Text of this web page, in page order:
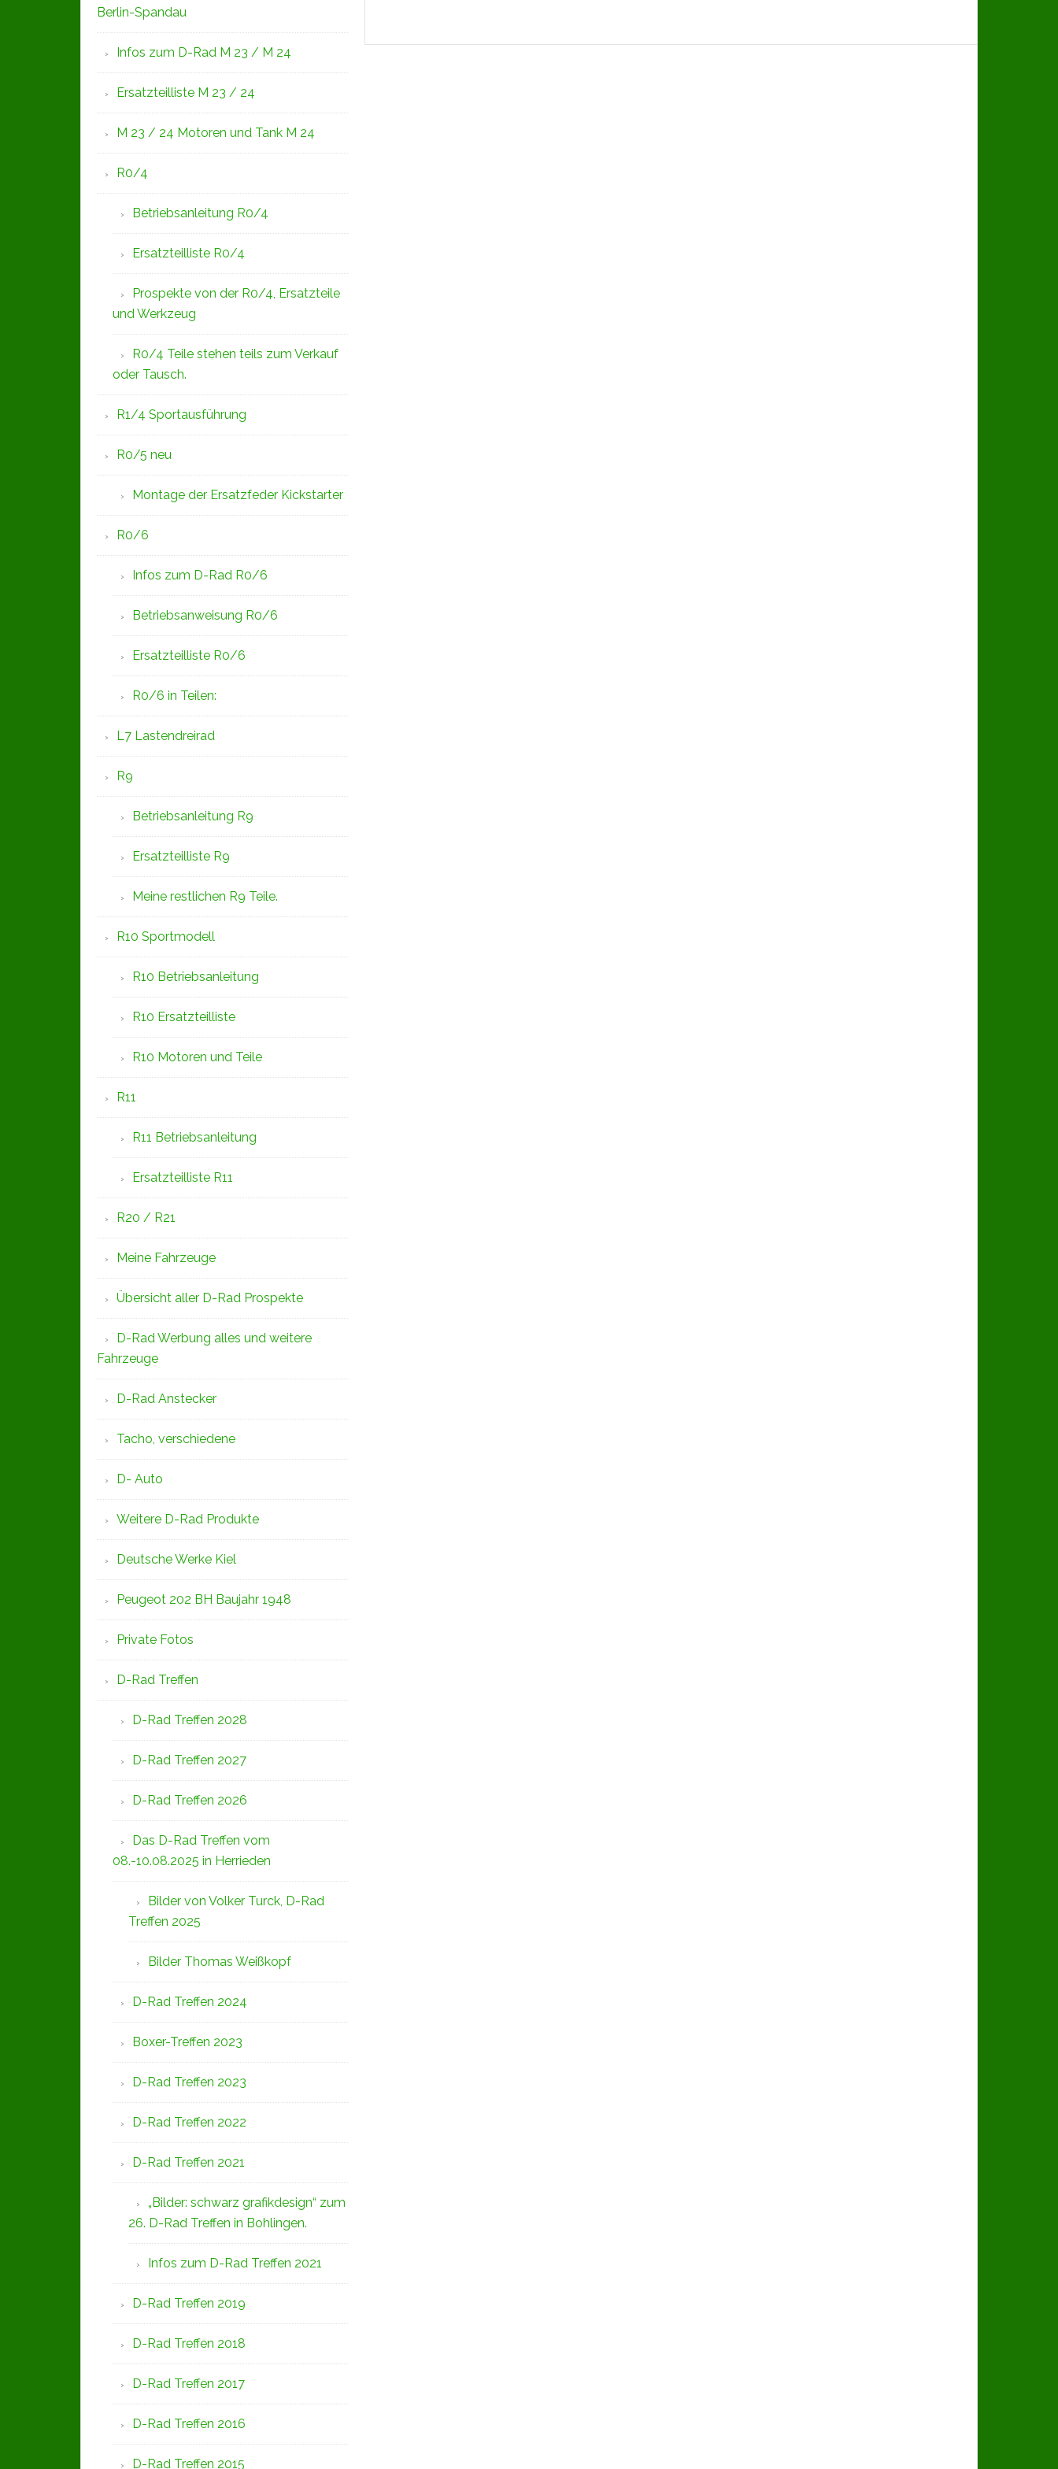
Berlin-Spandau
Infos zum D-Rad M 23 / M 24
Ersatzteilliste M 23 / 24
M 23 / 24 Motoren und Tank M 24
R0/4
Betriebsanleitung R0/4
Ersatzteilliste R0/4
Prospekte von der R0/4, Ersatzteile
und Werkzeug
R0/4 Teile stehen teils zum Verkauf
oder Tausch.
R1/4 Sportausführung
R0/5 neu
Montage der Ersatzfeder Kickstarter
R0/6
Infos zum D-Rad R0/6
Betriebsanweisung R0/6
Ersatzteilliste R0/6
R0/6 in Teilen:
L7 Lastendreirad
R9
Betriebsanleitung R9
Ersatzteilliste R9
Meine restlichen R9 Teile.
R10 Sportmodell
R10 Betriebsanleitung
R10 Ersatzteilliste
R10 Motoren und Teile
R11
R11 Betriebsanleitung
Ersatzteilliste R11
R20 / R21
Meine Fahrzeuge
Übersicht aller D-Rad Prospekte
D-Rad Werbung alles und weitere
Fahrzeuge
D-Rad Anstecker
Tacho, verschiedene
D- Auto
Weitere D-Rad Produkte
Deutsche Werke Kiel
Peugeot 202 BH Baujahr 1948
Private Fotos
D-Rad Treffen
D-Rad Treffen 2028
D-Rad Treffen 2027
D-Rad Treffen 2026
Das D-Rad Treffen vom
08.-10.08.2025 in Herrieden
Bilder von Volker Turck, D-Rad
Treffen 2025
Bilder Thomas Weißkopf
D-Rad Treffen 2024
Boxer-Treffen 2023
D-Rad Treffen 2023
D-Rad Treffen 2022
D-Rad Treffen 2021
„Bilder: schwarz grafikdesign“ zum
26. D-Rad Treffen in Bohlingen.
Infos zum D-Rad Treffen 2021
D-Rad Treffen 2019
D-Rad Treffen 2018
D-Rad Treffen 2017
D-Rad Treffen 2016
D-Rad Treffen 2015